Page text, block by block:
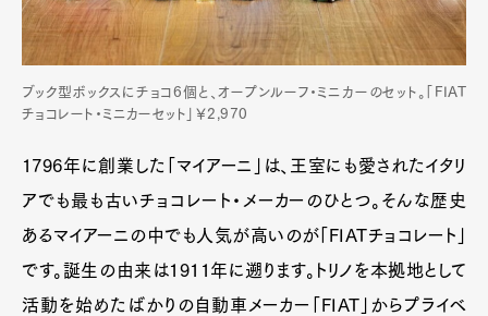
ブック型ボックスにチョコ6個と、オープンルーフ・ミニカーのセット。「FIAT
チョコレート・ミニカーセット」￥2,970
1796年に創業した「マイアーニ」は、王室にも愛されたイタリ
アでも最も古いチョコレート・メーカーのひとつ。そんな歴史
あるマイアーニの中でも人気が高いのが「FIATチョコレート」
です。誕生の由来は1911年に遡ります。トリノを本拠地として
活動を始めたばかりの自動車メーカー「FIAT」からプライベ